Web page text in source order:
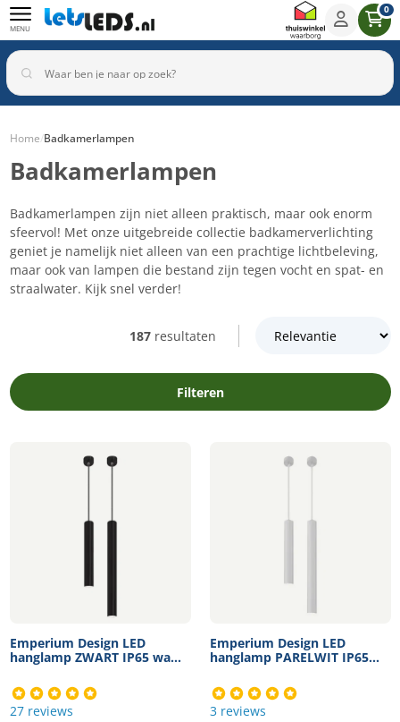
MENU
0
Binnenverlichting
Home/Badkamerlampen
Badkamerlampen
Badkamerlampen zijn niet alleen praktisch, maar ook enorm
sfeervol! Met onze uitgebreide collectie badkamerverlichting
geniet je namelijk niet alleen van een prachtige lichtbeleving,
maar ook van lampen die bestand zijn tegen vocht en spat- en
straalwater. Kijk snel verder!
187 resultaten
Filteren
Emperium Design LED
hanglamp ZWART IP65 wa...
27 reviews
Emperium Design LED
hanglamp PARELWIT IP65...
3 reviews